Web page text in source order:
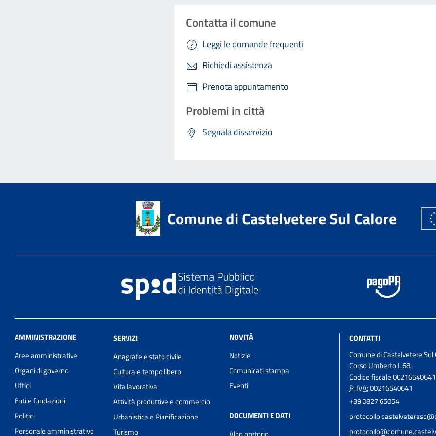
Contatta il comune
Leggi le domande frequenti
Richiedi assistenza
Prenota appuntamento
Problemi in città
Segnala disservizio
Comune di Castelvetere Sul Calore
AMMINISTRAZIONE
Aree amministrative
Organi di governo
Uffici
Enti e fondazioni
Politici
Personale amministrativo
SERVIZI
Anagrafe e stato civile
Cultura e tempo libero
Vita lavorativa
Attività produttive e commercio
Urbanistica e Pianificazione
Turismo
NOVITÀ
Notizie
Comunicati stampa
Eventi
DOCUMENTI E DATI
Albo pretorio
CONTATTI
Comune di Castelvetere Sul
Corso Umberto I, 68
Codice fiscale 00216540641
P. IVA:00216540641
+39 0827 65054